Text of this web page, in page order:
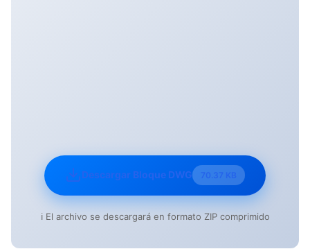
Descargar Bloque DWG 70.37 KB
ℹ️ El archivo se descargará en formato ZIP comprimido